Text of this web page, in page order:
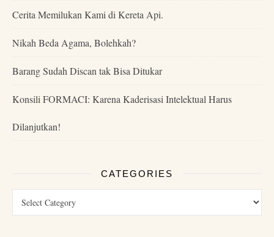
Cerita Memilukan Kami di Kereta Api.
Nikah Beda Agama, Bolehkah?
Barang Sudah Discan tak Bisa Ditukar
Konsili FORMACI: Karena Kaderisasi Intelektual Harus
Dilanjutkan!
CATEGORIES